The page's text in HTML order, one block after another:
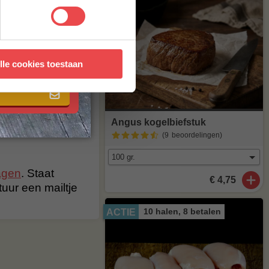
cookies toestaan
je dan
heerlijk van
meer op
van
. Staat
een mailtje
Angus kogelbiefstuk
(9 beoordelingen)
€ 4,75
ACTIE 10 halen, 8 betalen